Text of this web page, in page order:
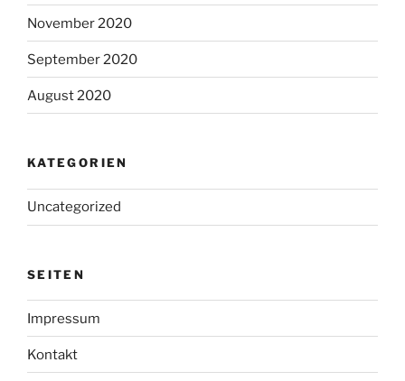
November 2020
September 2020
August 2020
KATEGORIEN
Uncategorized
SEITEN
Impressum
Kontakt